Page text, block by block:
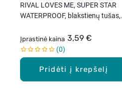
Pridėti į krepšelį
RIVAL LOVES ME, SUPER STAR
WATERPROOF, blakstienų tušas,
Įprastinė kaina 3,59 €
0